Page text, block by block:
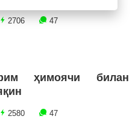
2706 47
ҳимоячи билан
2580 47